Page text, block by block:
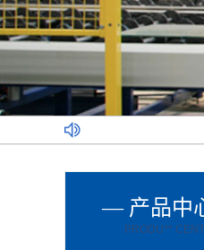
— 产品中
PRODU**